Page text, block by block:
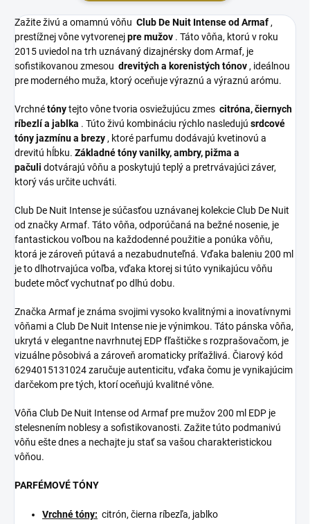
Zažite živú a omamnú vôňu Club De Nuit Intense od Armaf ,
prestížnej vône vytvorenejpre mužov . Táto vôňa, ktorú v roku
2015 uviedol na trh uznávaný dizajnérsky dom Armaf, je
sofistikovanou zmesou drevitých a korenistých tónov , ideálnou
pre moderného muža, ktorý oceňuje výraznú a výraznú arómu.
Vrchnétónytejto vône tvoria osviežujúcu zmes citróna, čiernych
ríbezlí a jablka . Túto živú kombináciu rýchlo nasledujú srdcové
tóny jazmínu a brezy , ktoré parfumu dodávajú kvetinovú a
drevitú hĺbku. Základné tóny vanilky, ambry, pižma a
pačuli dotvárajú vôňu a poskytujú teplý a pretrvávajúci záver,
ktorý vás určite uchváti.
Club De Nuit Intense je súčasťou uznávanej kolekcie Club De Nuit
od značky Armaf. Táto vôňa, odporúčaná na bežné nosenie, je
fantastickou voľbou na každodenné použitie a ponúka vôňu,
ktorá je zároveň pútavá a nezabudnuteľná. Vďaka baleniu 200 ml
je to dlhotrvajúca voľba, vďaka ktorej si túto vynikajúcu vôňu
budete môcť vychutnať po dlhú dobu.
Značka Armaf je známa svojimi vysoko kvalitnými a inovatívnymi
vôňami a Club De Nuit Intense nie je výnimkou. Táto pánska vôňa,
ukrytá v elegantne navrhnutej EDP fľaštičke s rozprašovačom, je
vizuálne pôsobivá a zároveň aromaticky príťažlivá. Čiarový kód
6294015131024 zaručuje autenticitu, vďaka čomu je vynikajúcim
darčekom pre tých, ktorí oceňujú kvalitné vône.
Vôňa Club De Nuit Intense od Armaf pre mužov 200 ml EDP je
stelesnením noblesy a sofistikovanosti. Zažite túto podmanivú
vôňu ešte dnes a nechajte ju stať sa vašou charakteristickou
vôňou.
PARFÉMOVÉ TÓNY
Vrchné tóny: citrón, čierna ríbezľa, jablko